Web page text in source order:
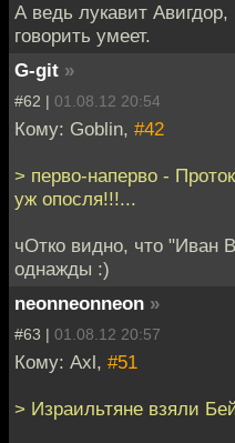
А ведь лукавит
говорить умеет.
G-git »
#62 | 01.08.12 20:54
Кому: Goblin, #42
> перво-наперво -
уж опосля!!!...
чОтко видно, что "Иван
однажды :)
neonneonneon »
#63 | 01.08.12 20:57
Кому: Axl, #51
> Израильтяне взяли